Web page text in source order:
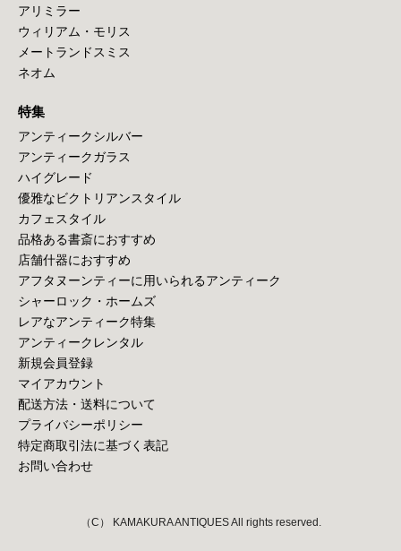
アリミラー
ウィリアム・モリス
メートランドスミス
ネオム
特集
アンティークシルバー
アンティークガラス
ハイグレード
優雅なビクトリアンスタイル
カフェスタイル
品格ある書斎におすすめ
店舗什器におすすめ
アフタヌーンティーに用いられるアンティーク
シャーロック・ホームズ
レアなアンティーク特集
アンティークレンタル
新規会員登録
マイアカウント
配送方法・送料について
プライバシーポリシー
特定商取引法に基づく表記
お問い合わせ
（C） KAMAKURA ANTIQUES All rights reserved.